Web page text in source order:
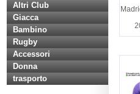
Altri Club
Giacca
Bambino
Rugby
Accessori
Donna
trasporto